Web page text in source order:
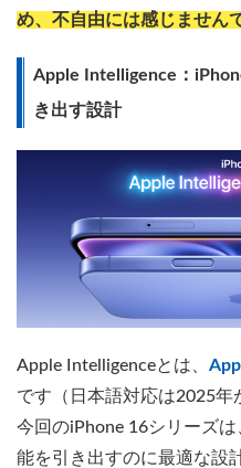
め、不自由には感じません
Apple Intelligence：
き出す設計
Apple Intelligenceとは、
です（日本語対応は2025年
今回のiPhone 16シリーズ
能を引き出すのに最適な設